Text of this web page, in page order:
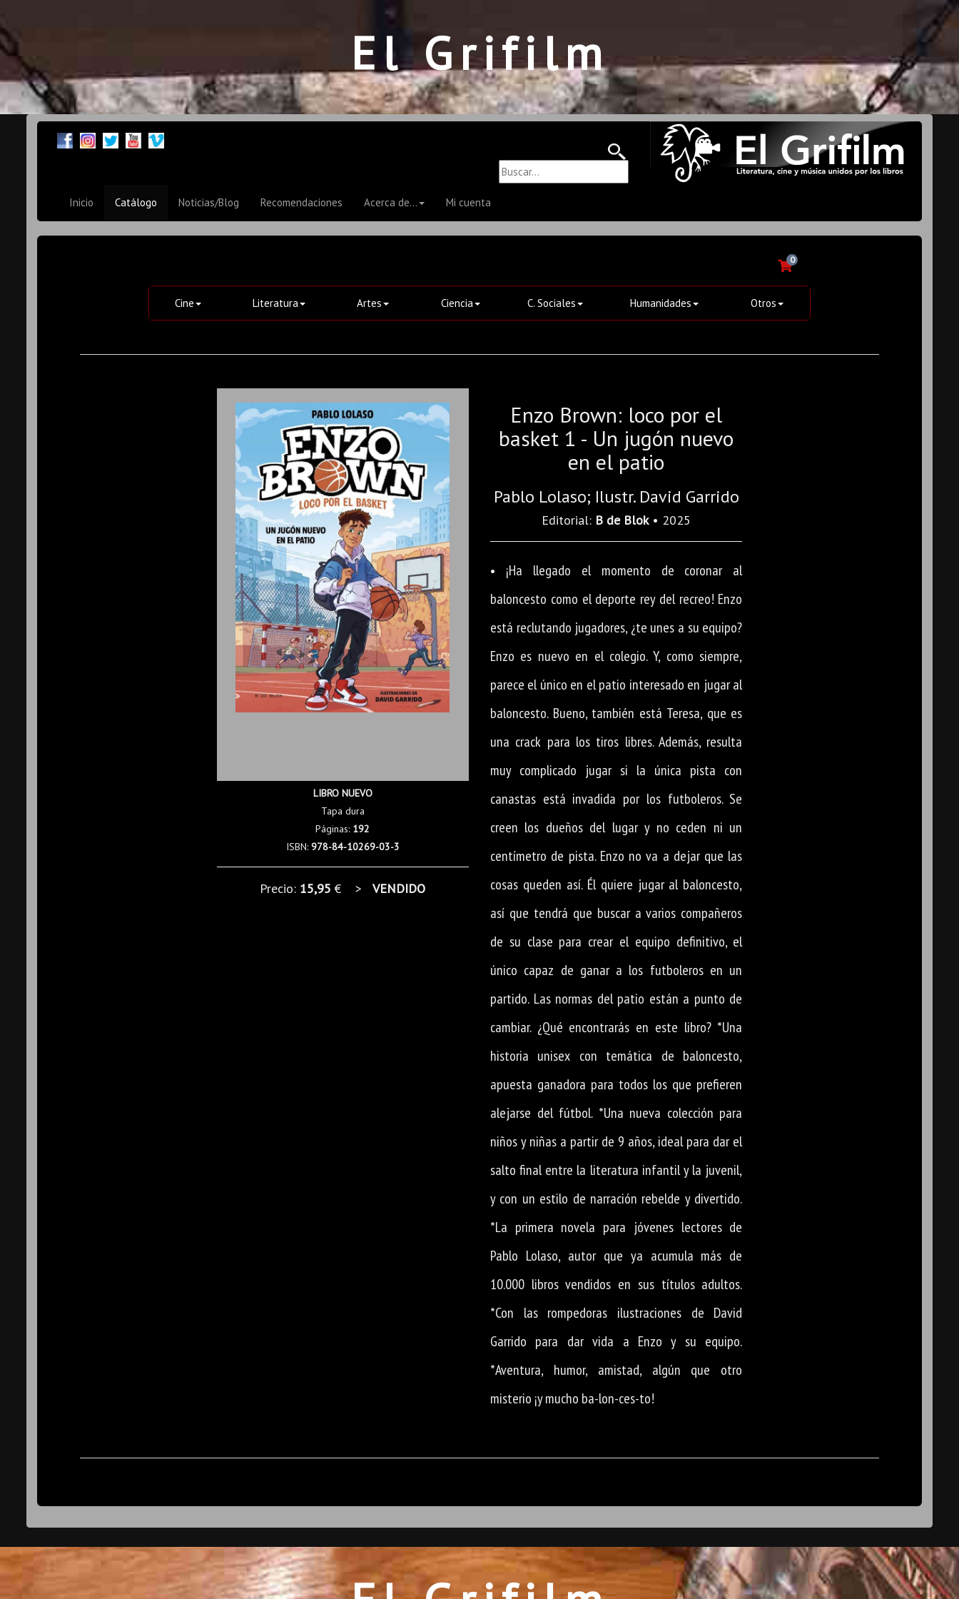
El Grifilm
Inicio Catálogo Noticias/Blog Recomendaciones Acerca de... Mi cuenta
0
Cine Literatura Artes Ciencia C. Sociales Humanidades Otros
LIBRO NUEVO
Tapa dura
Páginas: 192
ISBN: 978-84-10269-03-3
Precio: 15,95 € >VENDIDO
Enzo Brown: loco por el
basket 1 - Un jugón nuevo
en el patio
Pablo Lolaso; Ilustr. David Garrido
Editorial: B de Blok• 2025
• ¡Ha llegado el momento de coronar al
baloncesto como el deporte rey del recreo! Enzo
está reclutando jugadores, ¿te unes a su equipo?
Enzo es nuevo en el colegio. Y, como siempre,
parece el único en el patio interesado en jugar al
baloncesto. Bueno, también está Teresa, que es
una crack para los tiros libres. Además, resulta
muy complicado jugar si la única pista con
canastas está invadida por los futboleros. Se
creen los dueños del lugar y no ceden ni un
centímetro de pista. Enzo no va a dejar que las
cosas queden así. Él quiere jugar al baloncesto,
así que tendrá que buscar a varios compañeros
de su clase para crear el equipo definitivo, el
único capaz de ganar a los futboleros en un
partido. Las normas del patio están a punto de
cambiar. ¿Qué encontrarás en este libro? *Una
historia unisex con temática de baloncesto,
apuesta ganadora para todos los que prefieren
alejarse del fútbol. *Una nueva colección para
niños y niñas a partir de 9 años, ideal para dar el
salto final entre la literatura infantil y la juvenil,
y con un estilo de narración rebelde y divertido.
*La primera novela para jóvenes lectores de
Pablo Lolaso, autor que ya acumula más de
10.000 libros vendidos en sus títulos adultos.
*Con las rompedoras ilustraciones de David
Garrido para dar vida a Enzo y su equipo.
*Aventura, humor, amistad, algún que otro
misterio ¡y mucho ba-lon-ces-to!